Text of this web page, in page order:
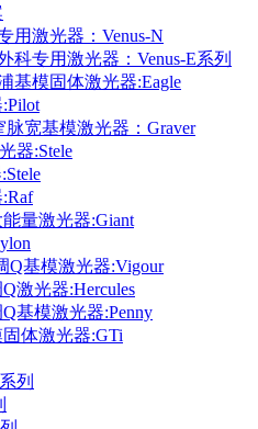
用激光器：Venus-N
科专用激光器：Venus-E系列
基模固体激光器:Eagle
宽基模激光器：Graver
器:Stele
量激光器:Giant
Q基模激光器:Vigour
激光器:Hercules
基模激光器:Penny
体激光器:GTi
列